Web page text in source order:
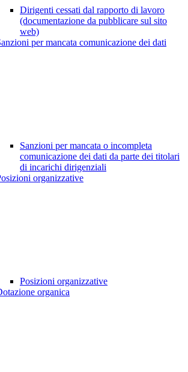
Dirigenti cessati dal rapporto di lavoro
(documentazione da pubblicare sul sito
web)
per mancata comunicazione dei dati
Sanzioni per mancata o incompleta
comunicazione dei dati da parte dei titolari
di incarichi dirigenziali
organizzative
Posizioni organizzative
organica